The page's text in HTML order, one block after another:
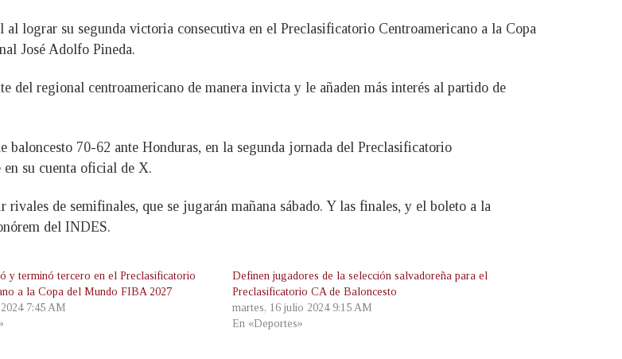
lograr su segunda victoria consecutiva en el Preclasificatorio Centroamericano a la Copa
José Adolfo Pineda.
del regional centroamericano de manera invicta y le añaden más interés al partido de
baloncesto 70-62 ante Honduras, en la segunda jornada del Preclasificatorio
su cuenta oficial de X.
de semifinales, que se jugarán mañana sábado. Y las finales, y el boleto a la
del INDES.
y terminó tercero en el Preclasificatorio
a la Copa del Mundo FIBA 2027
7:45 AM
Definen jugadores de la selección salvadoreña para el
Preclasificatorio CA de Baloncesto
martes, 16 julio 2024 9:15 AM
En «Deportes»